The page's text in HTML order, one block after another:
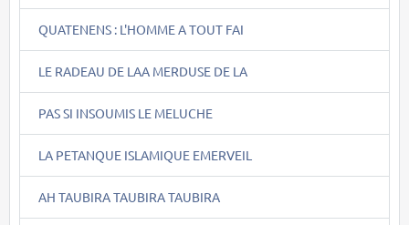
QUATENENS : L'HOMME A TOUT FAI
LE RADEAU DE LAA MERDUSE DE LA
PAS SI INSOUMIS LE MELUCHE
LA PETANQUE ISLAMIQUE EMERVEIL
AH TAUBIRA TAUBIRA TAUBIRA